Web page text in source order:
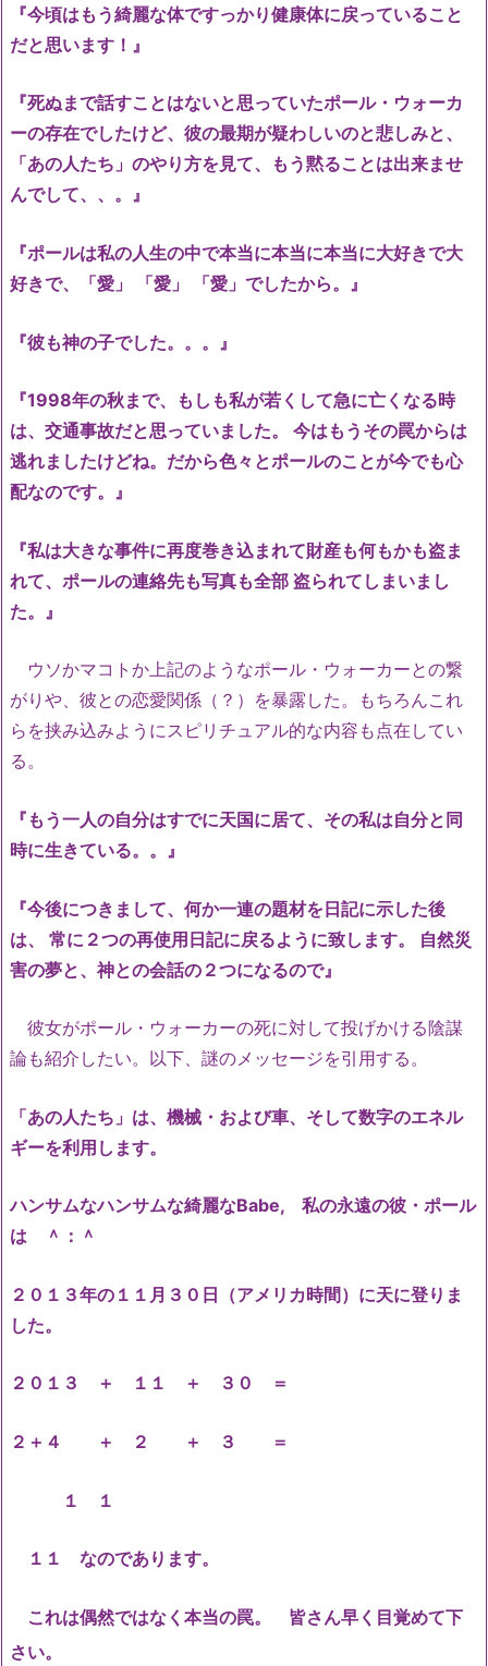
『今頃はもう綺麗な体ですっかり健康体に戻っていること
だと思います！』
『死ぬまで話すことはないと思っていたポール・ウォーカ
ーの存在でしたけど、彼の最期が疑わしいのと悲しみと、
「あの人たち」のやり方を見て、もう黙ることは出来ませ
んでして、、。』
『ポールは私の人生の中で本当に本当に本当に大好きで大
好きで、「愛」 「愛」 「愛」でしたから。』
『彼も神の子でした。。。』
『1998年の秋まで、もしも私が若くして急に亡くなる時
は、交通事故だと思っていました。 今はもうその罠からは
逃れましたけどね。だから色々とポールのことが今でも心
配なのです。』
『私は大きな事件に再度巻き込まれて財産も何もかも盗ま
れて、ポールの連絡先も写真も全部 盗られてしまいまし
た。』
ウソかマコトか上記のようなポール・ウォーカーとの繋
がりや、彼との恋愛関係（？）を暴露した。もちろんこれ
らを挟み込みようにスピリチュアル的な内容も点在してい
る。
『もう一人の自分はすでに天国に居て、その私は自分と同
時に生きている。。』
『今後につきまして、何か一連の題材を日記に示した後
は、 常に２つの再使用日記に戻るように致します。 自然災
害の夢と、神との会話の２つになるので』
彼女がポール・ウォーカーの死に対して投げかける陰謀
論も紹介したい。以下、謎のメッセージを引用する。
「あの人たち」は、機械・および車、そして数字のエネル
ギーを利用します。
ハンサムなハンサムな綺麗なBabe, 私の永遠の彼・ポール
は ＾：＾
２０１３年の１１月３０日（アメリカ時間）に天に登りま
した。
２０１３ ＋ １１ ＋ ３０ ＝
２＋４ ＋ ２ ＋ ３ ＝
１ １
１１ なのであります。
これは偶然ではなく本当の罠。 皆さん早く目覚めて下
さい。